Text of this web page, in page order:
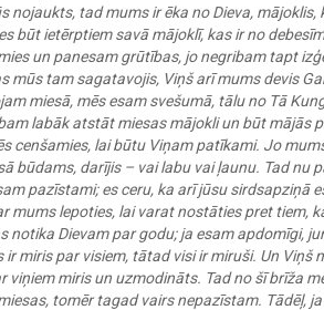
nojaukts, tad mums ir ēka no Dieva,
būt ietērptiem savā mājoklī, kas ir no
un panesam grūtības, jo negribam tapt
mūs tam sagatavojis, Viņš arī mums devis
miesā, mēs esam svešumā, tālu no Tā
labāk atstāt miesas mājokli un būt mājās
cenšamies, lai būtu Viņam patīkami. Jo
būdams, darījis – vai labu vai ļaunu. Tad nu
pazīstami; es ceru, ka arī jūsu sirdsapziņā
mums lepoties, lai varat nostāties pret tiem,
notika Dievam par godu; ja esam apdomīgi,
miris par visiem, tātad visi ir miruši. Un Viņš
viņiem miris un uzmodināts. Tad no šī brīža
tomēr tagad vairs nepazīstam. Tādēļ,